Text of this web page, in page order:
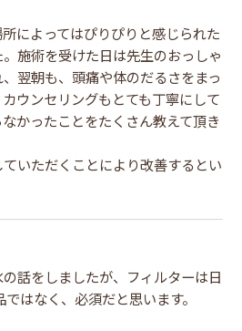
によってはぴりぴりと感じられた
施術を受けた日は先生のおっしゃ
翌朝も、頭痛や体のだるさをまっ
ウンセリングもとても丁寧にして
かったことをたくさん教えて頂き
いただくことにより改善するとい
話をしましたが、フィルターは日
はなく、必須だと思います。